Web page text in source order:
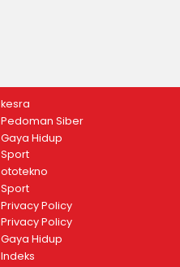
kesra
Pedoman Siber
Gaya Hidup
Sport
ototekno
Sport
Privacy Policy
Privacy Policy
Gaya Hidup
Indeks